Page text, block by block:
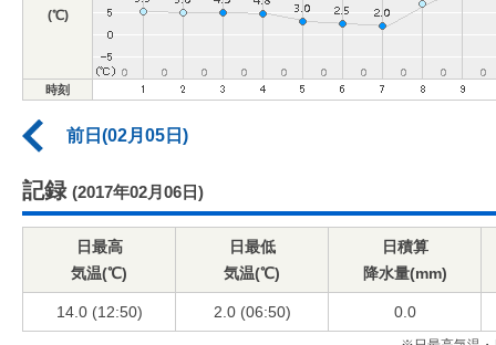
(℃)
時刻
前日(02月05日)
記録 (2017年02月06日)
日最高
気温(℃)
日最低
気温(℃)
日積算
降水量(mm)
14.0 (12:50) 2.0 (06:50) 0.0